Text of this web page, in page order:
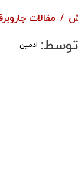
مقالات
توسط: ادمین